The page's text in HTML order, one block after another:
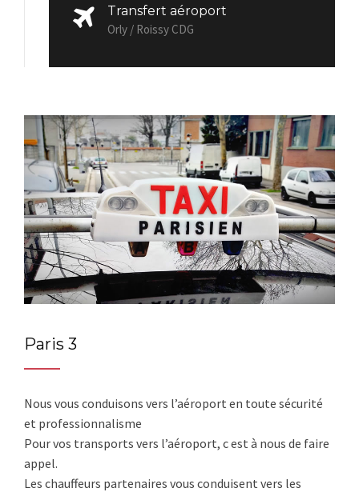
Transfert aéroport
Orly / Roissy CDG
Paris 3
Nous vous conduisons vers l’aéroport en toute sécurité
et professionnalisme
Pour vos transports vers l’aéroport, c est à nous de faire
appel.
Les chauffeurs partenaires vous conduisent vers les